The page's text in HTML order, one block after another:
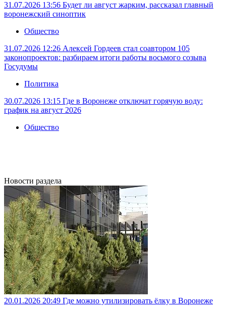
31.07.2026 13:56 Будет ли август жарким, рассказал главный
воронежский синоптик
Общество
31.07.2026 12:26 Алексей Гордеев стал соавтором 105
законопроектов: разбираем итоги работы восьмого созыва
Госудумы
Политика
30.07.2026 13:15 Где в Воронеже отключат горячую воду:
график на август 2026
Общество
Новости раздела
20.01.2026 20:49 Где можно утилизировать ёлку в Воронеже